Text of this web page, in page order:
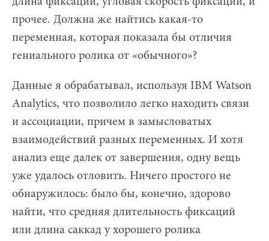
прочее. Должна же найтись какая-то
переменная, которая показала бы отличия
гениального ролика от «обычного»?
Данные я обрабатывал, используя IBM Watson
Analytics, что позволило легко находить связи
и ассоциации, причем в замысловатых
взаимодействий разных переменных. И хотя
анализ еще далек от завершения, одну вещь
уже удалось отловить. Ничего простого не
обнаружилось: было бы, конечно, здорово
найти, что средняя длительность фиксаций
или длина саккад у хорошего ролика